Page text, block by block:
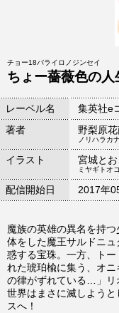
チョー18バライロノジンセイ
ちょー薔薇色の人
レーベル名
集英社e
著者
野梨原
ノリハラカ
イラスト 宮城とお
ミヤギトオコ
配信開始日 2017年
魔族の英雄の異名を持
体をした魔王サルドニ
惑する宝珠。一方、ト
れた琥珀楡に集う、オ
の律がずれている…」リ
世界はまさに滅しよう
スへ！